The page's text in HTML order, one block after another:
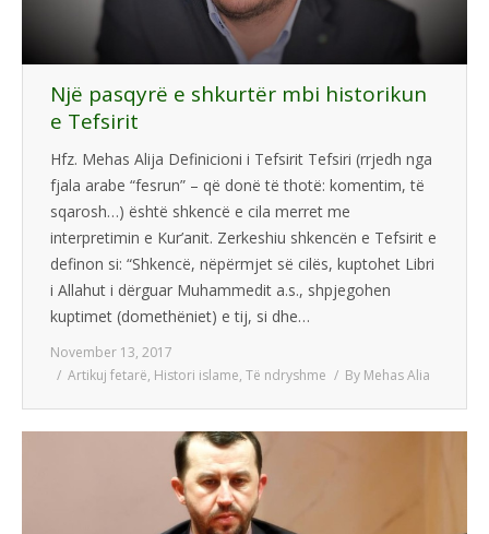
Një pasqyrë e shkurtër mbi historikun
e Tefsirit
Hfz. Mehas Alija Definicioni i Tefsirit Tefsiri (rrjedh nga
fjala arabe “fesrun” – që donë të thotë: komentim, të
sqarosh…) është shkencë e cila merret me
interpretimin e Kur’anit. Zerkeshiu shkencën e Tefsirit e
definon si: “Shkencë, nëpërmjet së cilës, kuptohet Libri
i Allahut i dërguar Muhammedit a.s., shpjegohen
kuptimet (domethëniet) e tij, si dhe…
November 13, 2017
Artikuj fetarë, Histori islame, Të ndryshme By Mehas Alia